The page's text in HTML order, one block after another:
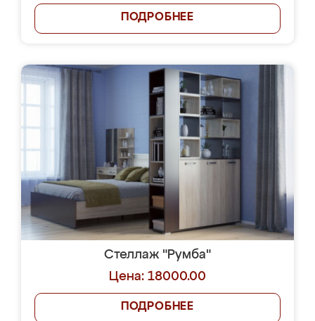
ПОДРОБНЕЕ
Стеллаж "Румба"
Цена: 18000.00
ПОДРОБНЕЕ